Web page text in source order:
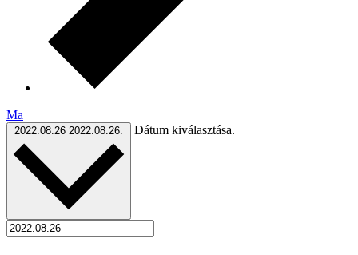
Ma
2022.08.26 2022.08.26. Dátum kiválasztása.